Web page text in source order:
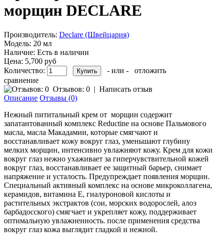
морщин DECLARE
Производитель: Declare (Швейцария)
Модель: 20 мл
Наличие: Есть в наличии
Цена: 5,700 руб
Количество:
- или -
отложить
сравнение
Отзывов: 0 | Написать отзыв
Описание Отзывы (0)
Нежный пититальный крем от морщин содержит
запатантованный комплекс Reductine на основе Пальмового
масла, масла Макадамии, которые смягчают и
восстанавливает кожу вокруг глаз, уменьшают глубину
мелких морщин, интенсивно увлажняют кожу. Крем для кожи
вокруг глаз нежно ухаживает за гиперчувствительной кожей
вокруг глаз, восстанавливает ее защитный барьер, снимает
напряжение и усталость. Предупреждает появления морщин.
Специальный активный комплекс на основе микроколлагена,
керамидов, витамина Е, гиалуроновой кислоты и
растительных экстрактов (сои, морских водорослей, алоэ
барбадосского) смягчает и укрепляет кожу, поддерживает
оптимальную увлажненность. после применения средства
вокруг глаз кожа выглядит гладкой и нежной.